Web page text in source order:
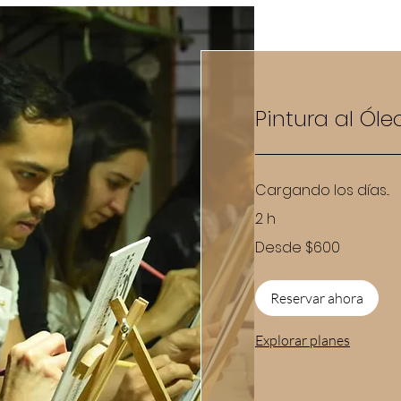
Pintura al
Cargando los días...
2 h
600
Desde $600
Reservar ahora
Explorar planes